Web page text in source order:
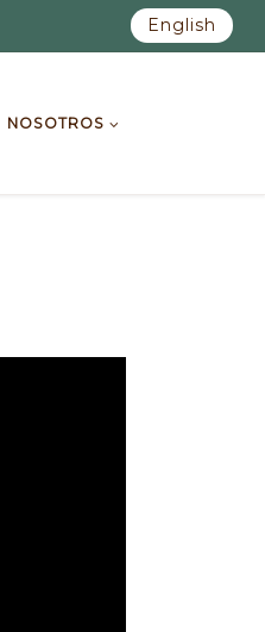
English
NOSOTROS